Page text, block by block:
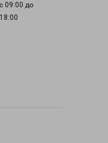
с 09:00 до
18:00